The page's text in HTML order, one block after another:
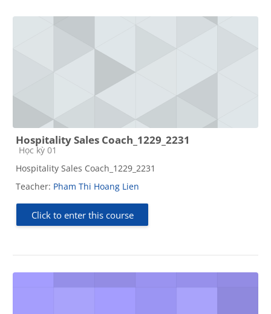
Hospitality Sales Coach_1229_2231
Course category
Học kỳ 01
Hospitality Sales Coach_1229_2231
Teacher: Pham Thi Hoang Lien
Click to enter this course